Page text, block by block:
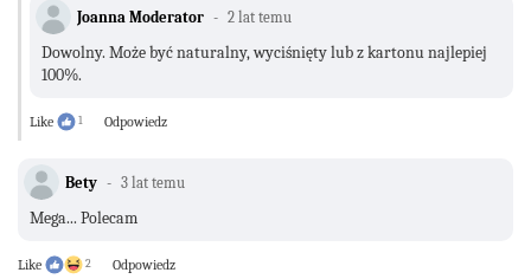
Joanna Moderator 2 lat temu
Dowolny. Może być naturalny, wyciśnięty lub z kartonu najlepiej
100%.
Like 1 Odpowiedz
Bety 3 lat temu
Mega... Polecam
Like 2 Odpowiedz